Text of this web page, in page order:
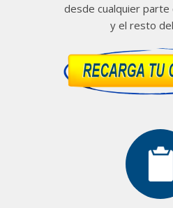
desde cualquier parte
y el resto